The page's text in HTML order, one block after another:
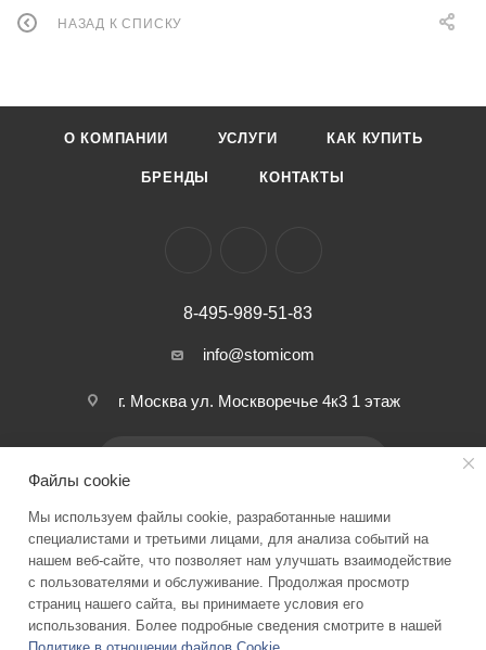
НАЗАД К СПИСКУ
О КОМПАНИИ УСЛУГИ КАК КУПИТЬ
БРЕНДЫ КОНТАКТЫ
8-495-989-51-83
info@stomicom
г. Москва ул. Москворечье 4к3 1 этаж
2026 © Stomicom - интернет-магазин стоматологического
оборудования и запчастей
Файлы cookie
Мы используем файлы cookie, разработанные нашими
специалистами и третьими лицами, для анализа событий на
нашем веб-сайте, что позволяет нам улучшать взаимодействие
с пользователями и обслуживание. Продолжая просмотр
страниц нашего сайта, вы принимаете условия его
использования. Более подробные сведения смотрите в нашей